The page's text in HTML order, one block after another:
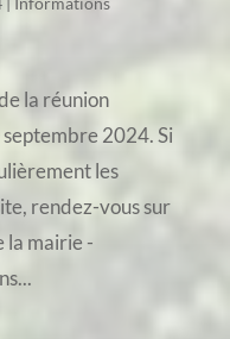
la réunion
2024. Si
les
rendez-vous sur
la mairie -